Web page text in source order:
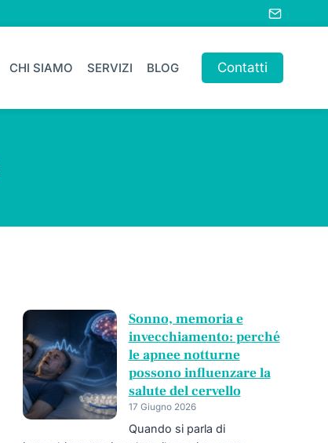
CHI SIAMO SERVIZI BLOG Contatti
Sonno, memoria e
invecchiamento: perché
le apnee notturne
possono influenzare la
salute del cervello
17 Giugno 2026
Quando si parla di